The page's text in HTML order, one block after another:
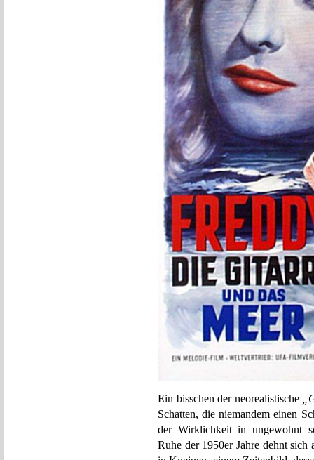
Ein bisschen der neorealistische
Schatten, die niemandem einen
der Wirklichkeit in ungewohnt
Ruhe der 1950er Jahre dehnt